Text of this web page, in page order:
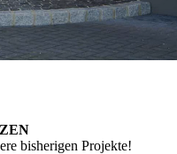
bisherigen Projekte!